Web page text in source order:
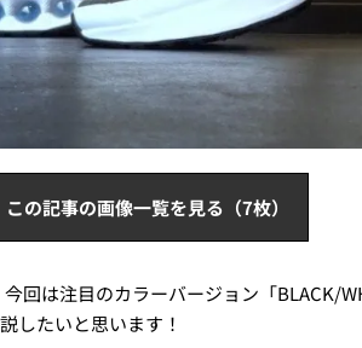
この記事の画像一覧を見る（7枚）
回は注目のカラーバージョン「BLACK/
したいと思います！